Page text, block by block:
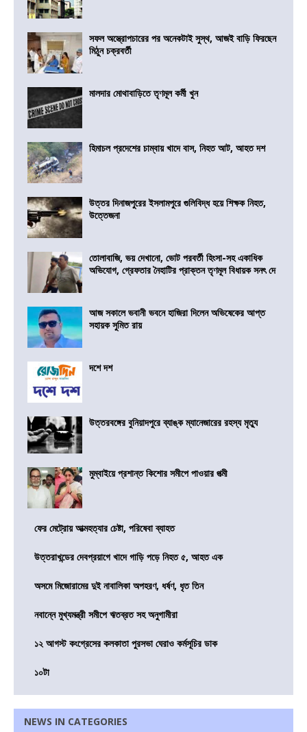
সফল অস্ত্রোপচারের পর অনেকটাই সুস্থ, আজই বাড়ি ফিরছেন
মিঠুন চক্রবর্তী
মালদার মোথাবাড়িতে তৃণমূল কর্মী খুন
হিমাচল প্রদেশের চাম্বায় খাদে বাস, নিহত আট, আহত দশ
উত্তর দিনাজপুরের ইসলামপুরে গুলিবিদ্ধ হয়ে শিক্ষক নিহত,
উত্তেজনা
তোলাবাজি, ভয় দেখানো, ভোট পরবর্তী হিংসা-সহ একাধিক
অভিযোগ, গ্রেফতার নৈহাটির প্রাক্তন তৃণমূল বিধায়ক সনৎ দে
আজ সকালে ভবানী ভবনে হাজিরা দিলেন অভিষেকের আপ্ত
সহায়ক সুমিত রায়
দশে দশ
উত্তরবঙ্গের বুনিয়াদপুরে ব্যাঙ্ক ম্যানেজারের রহস্য মৃত্যু
মুম্বাইয়ে প্রশান্ত কিশোর সমীপে পাওয়ার পত্মী
ফের মেট্রোয় আত্মহত্যার চেষ্টা, পরিষেবা ব্যাহত
উত্তরাখন্ডের দেবপ্রয়াগে খাদে গাড়ি পড়ে নিহত ৫, আহত এক
অসমে মিজোরামের দুই নাবালিকা অপহরণ, ধর্ষণ, ধৃত তিন
নবান্নে মুখ্যমন্ত্রী সমীপে ঋতব্রত সহ অনুগামীরা
১২ আগস্ট কংগ্রেসের কলকাতা পুরসভা ঘেরাও কর্মসূচির ডাক
১০টা
NEWS IN CATEGORIES